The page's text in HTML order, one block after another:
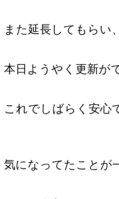
また延長してもらい、
本日ようやく更新が
これでしばらく安心
気になってたことが